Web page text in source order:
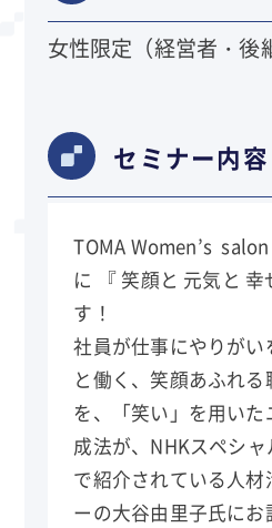
女性限定（経営者・後
セミナー内容
TOMA Women’s
に 『 笑顔と 元気と
す！
社員が仕事にやりがい
と働く、笑顔あふれ
を、「笑い」を用い
成法が、NHKスペシ
で紹介されている人
ーの大谷由里子氏にお